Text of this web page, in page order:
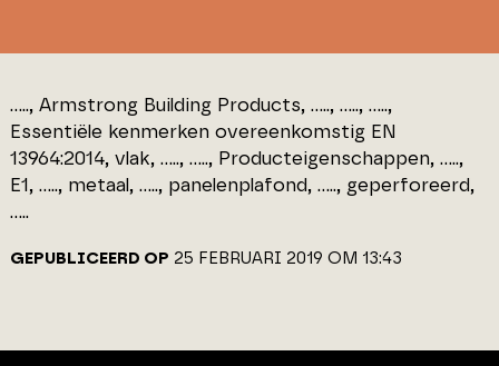
....., Armstrong Building Products, ....., ....., .....,
Essentiële kenmerken overeenkomstig EN
13964:2014, vlak, ....., ....., Producteigenschappen, .....,
E1, ....., metaal, ....., panelenplafond, ....., geperforeerd,
.....
GEPUBLICEERD OP 25 FEBRUARI 2019 OM 13:43